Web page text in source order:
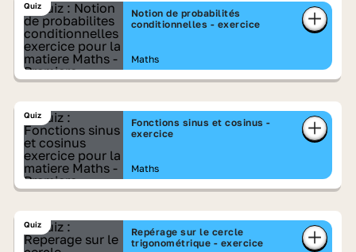
Quiz
Notion de probabilités
conditionnelles - exercice
Maths
Quiz
Fonctions sinus et cosinus -
exercice
Maths
Quiz
Repérage sur le cercle
trigonométrique - exercice